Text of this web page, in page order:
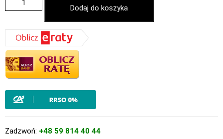
Dodaj do koszyka
Zadzwoń: +48 59 814 40 44